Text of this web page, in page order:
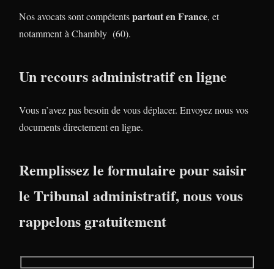
Nos avocats sont compétentspartout en France, et
notamment à Chambly (60).
Un recours administratif en ligne
Vous n’avez pas besoin de vous déplacer. Envoyez nous vos
documents directement en ligne.
Remplissez le formulaire pour saisir
le Tribunal administratif, nous vous
rappelons gratuitement